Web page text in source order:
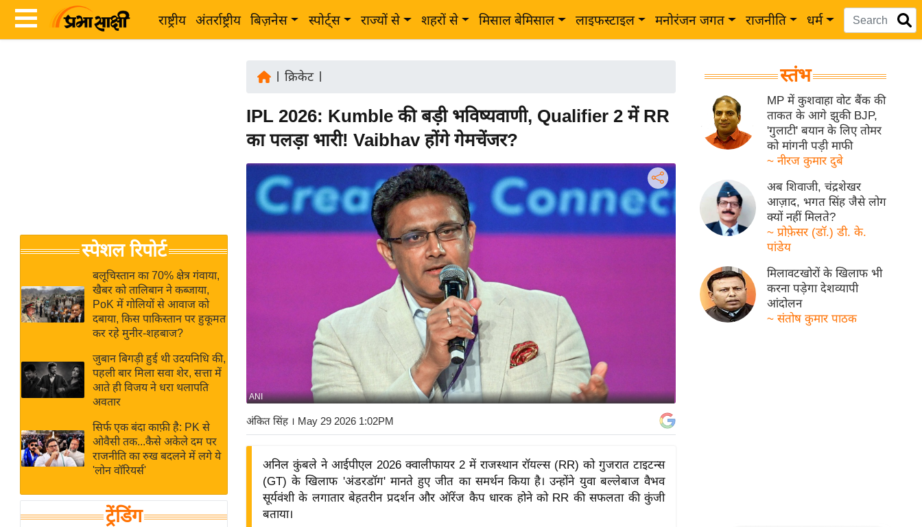
राष्ट्रीय अंतर्राष्ट्रीय बिज़नेस स्पोर्ट्स राज्यों से शहरों से मिसाल बेमिसाल लाइफस्टाइल मनोरंजन जगत राजनीति धर्म
Breaking
News in
Hindi
Hindi
Videos
जगत
राय
बजट
IPL
2026
ई-पेपर
मिसाल बेमिसाल
शख्सियत
यंग इंडिया
साहित्य जगत
स्पेशल रिपोर्ट
बलूचिस्तान का 70% क्षेत्र गंवाया,
खैबर को तालिबान ने कब्जाया,
PoK में गोलियों से आवाज को
दबाया, किस पाकिस्तान पर हुकूमत
कर रहे मुनीर-शहबाज?
जुबान बिगड़ी हुई थी उदयनिधि की,
पहली बार मिला सवा शेर, सत्ता में
आते ही विजय ने धरा थलापति
अवतार
सिर्फ एक बंदा काफ़ी है: PK से
ओवैसी तक...कैसे अकेले दम पर
राजनीति का रुख बदलने में लगे ये
'लोन वॉरियर्स'
ट्रेंडिंग
क्रिकेट|
IPL 2026: Kumble की बड़ी भविष्यवाणी, Qualifier 2 में RR
का पलड़ा भारी! Vaibhav होंगे गेमचेंजर?
ANI
अंकित सिंह। May 29 2026 1:02PM
अनिल कुंबले ने आईपीएल 2026 क्वालीफायर 2 में राजस्थान रॉयल्स (RR) को गुजरात टाइटन्स
(GT) के खिलाफ 'अंडरडॉग' मानते हुए जीत का समर्थन किया है। उन्होंने युवा बल्लेबाज वैभव
सूर्यवंशी के लगातार बेहतरीन प्रदर्शन और ऑरेंज कैप धारक होने को RR की सफलता की कुंजी
बताया।
स्तंभ
MP में कुशवाहा वोट बैंक की
ताकत के आगे झुकी BJP,
'गुलाटी' बयान के लिए तोमर
को मांगनी पड़ी माफी
~ नीरज कुमार दुबे
अब शिवाजी, चंद्रशेखर
आज़ाद, भगत सिंह जैसे लोग
क्यों नहीं मिलते?
~ प्रोफ़ेसर (डॉ.) डी. के.
पांडेय
मिलावटखोरों के खिलाफ भी
करना पड़ेगा देशव्यापी
आंदोलन
~ संतोष कुमार पाठक